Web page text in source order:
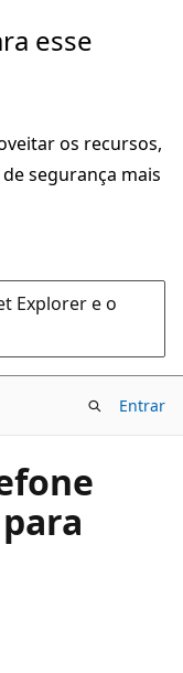
esse
os recursos,
segurança mais
Explorer e o
Entrar